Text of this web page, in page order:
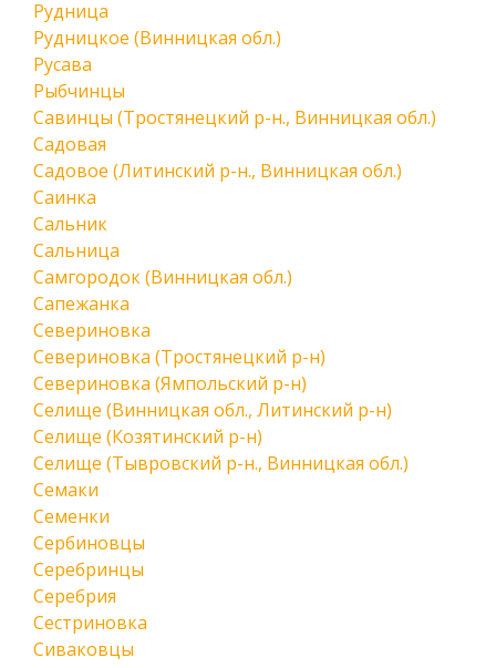
Рудница
Рудницкое (Винницкая обл.)
Русава
Рыбчинцы
Савинцы (Тростянецкий р-н., Винницкая обл.)
Садовая
Садовое (Литинский р-н., Винницкая обл.)
Саинка
Сальник
Сальница
Самгородок (Винницкая обл.)
Сапежанка
Севериновка
Севериновка (Тростянецкий р-н)
Севериновка (Ямпольский р-н)
Селище (Винницкая обл., Литинский р-н)
Селище (Козятинский р-н)
Селище (Тывровский р-н., Винницкая обл.)
Семаки
Семенки
Сербиновцы
Серебринцы
Серебрия
Сестриновка
Сиваковцы